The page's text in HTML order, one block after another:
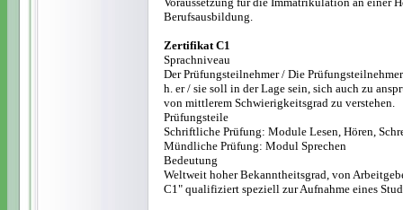
Berufsausbildung.
Zertifikat C1
Sprachniveau
Der Prüfungsteilnehmer / Die
h. er / sie soll in der Lage sein, sich auch zu
von mittlerem Schwierigkeitsgrad zu verstehen.
Prüfungsteile
Schriftliche Prüfung: Module Lesen, Hören,
Mündliche Prüfung: Modul Sprechen
Bedeutung
Weltweit hoher Bekanntheitsgrad, von
C1" qualifiziert speziell zur Aufnahme eines